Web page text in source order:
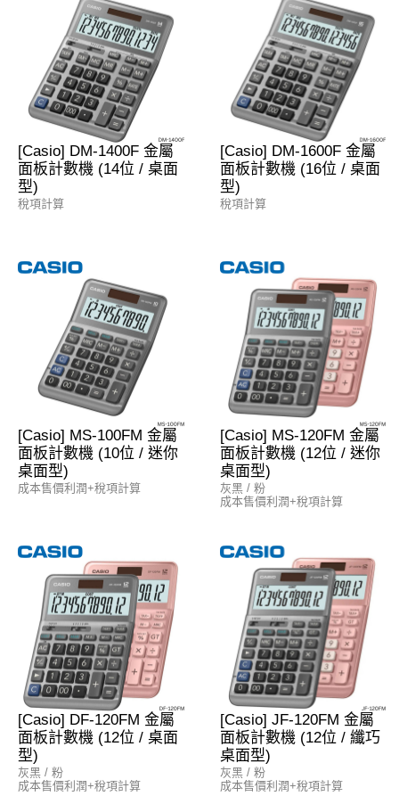
[Casio] DM-1400F 金屬
面板計數機 (14位 / 桌面
型)
稅項計算
[Casio] DM-1600F 金屬
面板計數機 (16位 / 桌面
型)
稅項計算
[Casio] MS-100FM 金屬
面板計數機 (10位 / 迷你
桌面型)
成本售價利潤+稅項計算
[Casio] MS-120FM 金屬
面板計數機 (12位 / 迷你
桌面型)
灰黑 / 粉
成本售價利潤+稅項計算
[Casio] DF-120FM 金屬
面板計數機 (12位 / 桌面
型)
灰黑 / 粉
成本售價利潤+稅項計算
[Casio] JF-120FM 金屬
面板計數機 (12位 / 纖巧
桌面型)
灰黑 / 粉
成本售價利潤+稅項計算